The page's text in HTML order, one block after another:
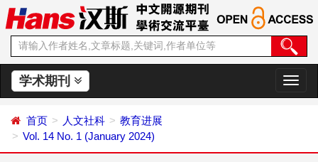
学术期刊
切
换
首页 人文社科
教育进展
Vol. 14 No. 1 (January 2024)